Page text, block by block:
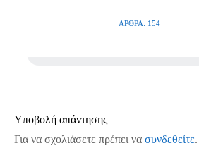
ΆΡΘΡΑ: 154
Υποβολή απάντησης
Για να σχολιάσετε πρέπει να συνδεθείτε.